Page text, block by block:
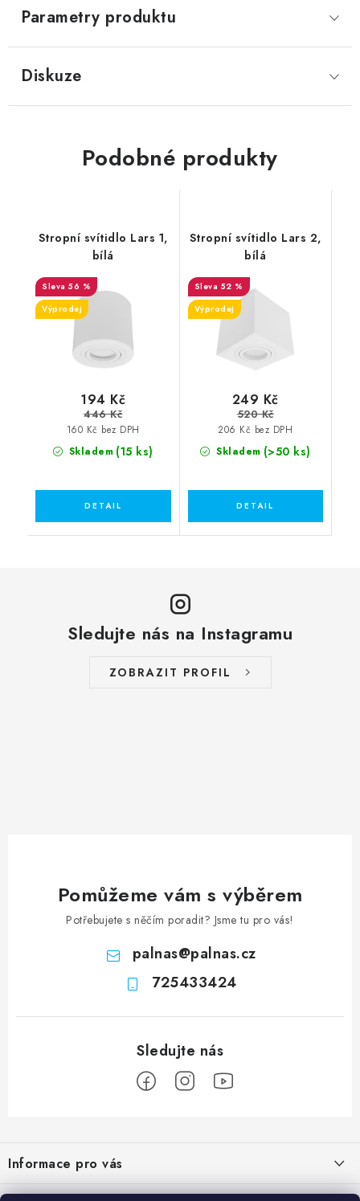
Parametry produktu
Diskuze
Podobné produkty
Stropní svítidlo Lars 1,
bílá
56 %
Výprodej
Skladem (15 ks)
160 Kč bez DPH
194 Kč
446 Kč
Stropní svítidlo Lars 2,
bílá
52 %
Výprodej
Skladem (>50 ks)
206 Kč bez DPH
249 Kč
520 Kč
Sledujte nás na Instagramu
ZOBRAZIT PROFIL
Pomůžeme vám s výběrem
Potřebujete s něčím poradit? Jsme tu pro vás!
palnas@palnas.cz
725433424
p
a
Informace pro vás
Obchodní podmínky